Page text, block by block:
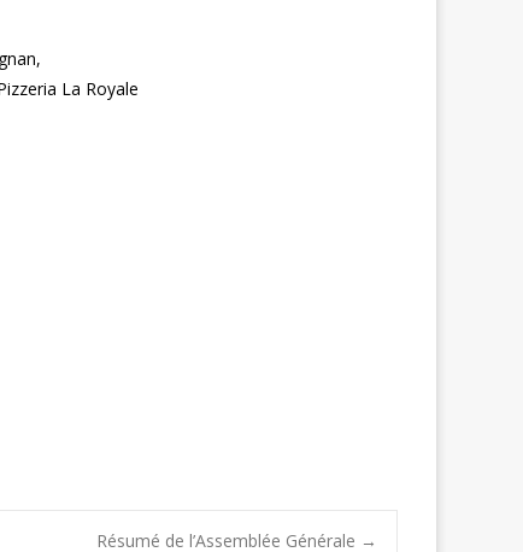
La Royale
Résumé de l’Assemblée Générale →